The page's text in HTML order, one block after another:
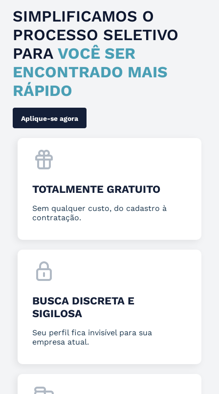
SIMPLIFICAMOS O
PROCESSO SELETIVO
PARA VOCÊ SER
ENCONTRADO MAIS
RÁPIDO
Aplique-se agora
TOTALMENTE GRATUITO
Sem qualquer custo, do cadastro à
contratação.
BUSCA DISCRETA E
SIGILOSA
Seu perfil fica invisível para sua
empresa atual.